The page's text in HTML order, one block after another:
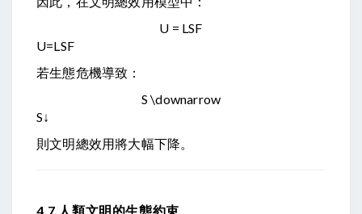
U = LSF
U=LSF
若生態危機導致：
S \downarrow
S↓
則文明總效用將大幅下降。
4.7 人類文明的生態約束